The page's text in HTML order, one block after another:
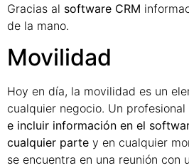
Gracias al software CRM
de la mano.
Movilidad
Hoy en día, la movilidad es un
cualquier negocio. Un
e incluir información en el
cualquier parte y en cualquier
se encuentra en una reunión con